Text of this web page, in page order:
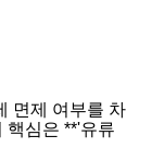
면제 여부를 차
핵심은 **'유류